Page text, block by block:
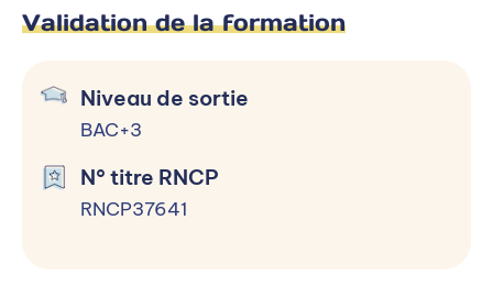
Validation de la formation
Niveau de sortie
BAC+3
N° titre RNCP
RNCP37641
Le Bachelor Professions Immobilières est
niveau 5.
Processus d’admission